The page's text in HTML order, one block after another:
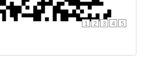
1 2 3 4 5